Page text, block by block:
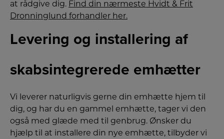
at rådgive dig. Find din nærmeste Hvidt & Frit
Dronninglund forhandler her.
Levering og installering af
skabsintegrerede emhætter
Vi leverer naturligvis gerne din emhætte hjem til
dig, og har du en gammel emhætte, tager vi den
også med glæde med til genbrug. Ønsker du
hjælp til at installere din nye emhætte, tilbyder vi